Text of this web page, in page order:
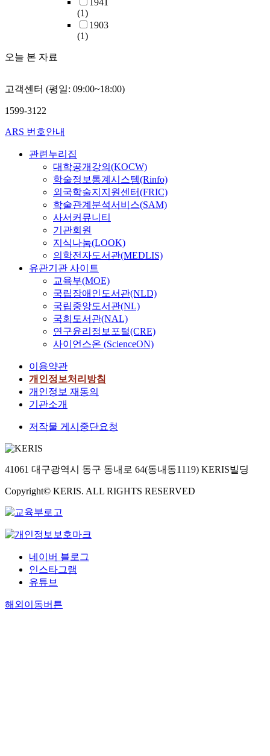
1941
(1)
1903
(1)
오늘 본 자료
고객센터 (평일: 09:00~18:00)
1599-3122
ARS 번호안내
관련누리집
대학공개강의(KOCW)
학술정보통계시스템(Rinfo)
외국학술지지원센터(FRIC)
학술관계분석서비스(SAM)
사서커뮤니티
기관회원
지식나눔(LOOK)
의학전자도서관(MEDLIS)
유관기관 사이트
교육부(MOE)
국립장애인도서관(NLD)
국립중앙도서관(NL)
국회도서관(NAL)
연구윤리정보포털(CRE)
사이언스온 (ScienceON)
이용약관
개인정보처리방침
개인정보 재동의
기관소개
저작물 게시중단요청
41061 대구광역시 동구 동내로 64(동내동1119) KERIS빌딩
Copyright© KERIS. ALL RIGHTS RESERVED
네이버 블로그
인스타그램
유튜브
해외이동버튼